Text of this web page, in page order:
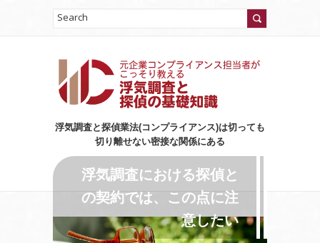
浮気調査と探偵業法(コンプライアンス)は切っても
切り離せない密接な関係にある
浮気調査における探偵と
の契約では、この点に注
意したい